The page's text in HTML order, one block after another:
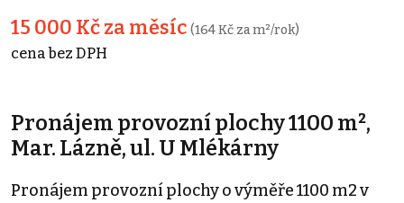
15 000 Kč za měsíc (164 Kč za m²/rok)
cena bez DPH
Pronájem provozní plochy 1100 m²,
Mar. Lázně, ul. U Mlékárny
Pronájem provozní plochy o výměře 1100 m2 v